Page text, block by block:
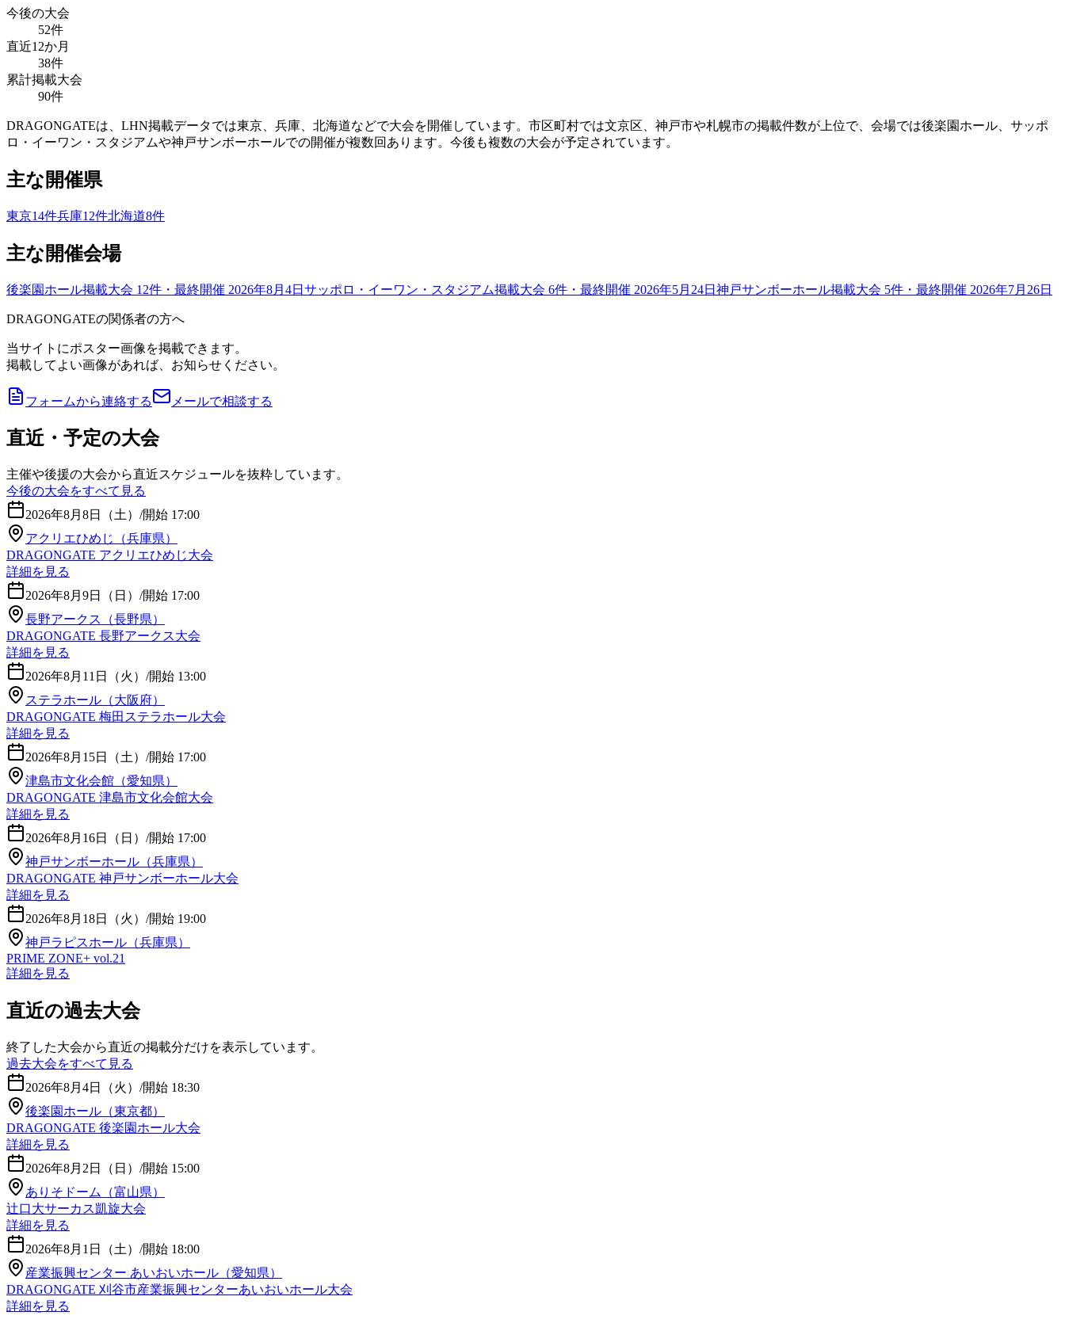
今後の大会
52件
直近12か月
38件
累計掲載大会
90件
DRAGONGATEは、LHN掲載データでは東京、兵庫、北海道などで大会を開催しています。市区町村では文京区、神戸市や札幌市の掲載件数が上位で、会場では後楽園ホール、サッポ
ロ・イーワン・スタジアムや神戸サンボーホールでの開催が複数回あります。今後も複数の大会が予定されています。
主な開催県
東京14件兵庫12件北海道8件
主な開催会場
後楽園ホール掲載大会 12件 ・最終開催 2026年8月4日 サッポロ・イーワン・スタジアム掲載大会 6件 ・最終開催 2026年5月24日 神戸サンボーホール掲載大会 5件 ・最終開催 2026年7月26日
DRAGONGATEの関係者の方へ
当サイトにポスター画像を掲載できます。
掲載してよい画像があれば、お知らせください。
フォームから連絡する メールで相談する
直近・予定の大会
主催や後援の大会から直近スケジュールを抜粋しています。
今後の大会をすべて見る
2026年8月8日（土） /開始 17:00
アクリエひめじ（兵庫県）
DRAGONGATE アクリエひめじ大会
詳細を見る
2026年8月9日（日） /開始 17:00
長野アークス（長野県）
DRAGONGATE 長野アークス大会
詳細を見る
2026年8月11日（火） /開始 13:00
ステラホール（大阪府）
DRAGONGATE 梅田ステラホール大会
詳細を見る
2026年8月15日（土） /開始 17:00
津島市文化会館（愛知県）
DRAGONGATE 津島市文化会館大会
詳細を見る
2026年8月16日（日） /開始 17:00
神戸サンボーホール（兵庫県）
DRAGONGATE 神戸サンボーホール大会
詳細を見る
2026年8月18日（火） /開始 19:00
神戸ラピスホール（兵庫県）
PRIME ZONE+ vol.21
詳細を見る
直近の過去大会
終了した大会から直近の掲載分だけを表示しています。
過去大会をすべて見る
2026年8月4日（火） /開始 18:30
後楽園ホール（東京都）
DRAGONGATE 後楽園ホール大会
詳細を見る
2026年8月2日（日） /開始 15:00
ありそドーム（富山県）
辻口大サーカス凱旋大会
詳細を見る
2026年8月1日（土） /開始 18:00
産業振興センター あいおいホール（愛知県）
DRAGONGATE 刈谷市産業振興センターあいおいホール大会
詳細を見る